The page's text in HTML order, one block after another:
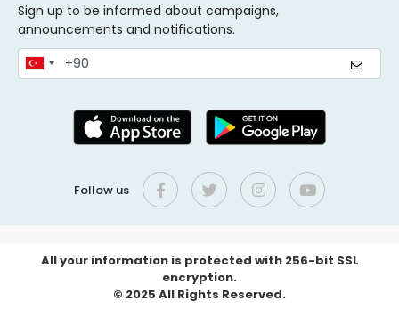
Sign up to be informed about campaigns,
announcements and notifications.
Follow us
All your information is protected with 256-bit SSL
encryption.
© 2025 All Rights Reserved.